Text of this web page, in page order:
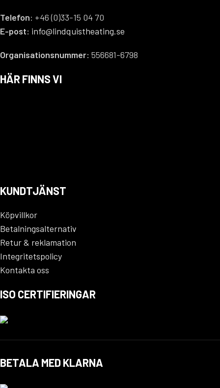
Telefon: +46 (0)33-15 04 70
E-post: info@lindquistheating.se
Organisationsnummer: 556681-6798
HÄR FINNS VI
KUNDTJÄNST
Köpvillkor
Betalningsalternativ
Retur & reklamation
Integritetspolicy
Kontakta oss
ISO CERTIFIERINGAR
BETALA MED KLARNA